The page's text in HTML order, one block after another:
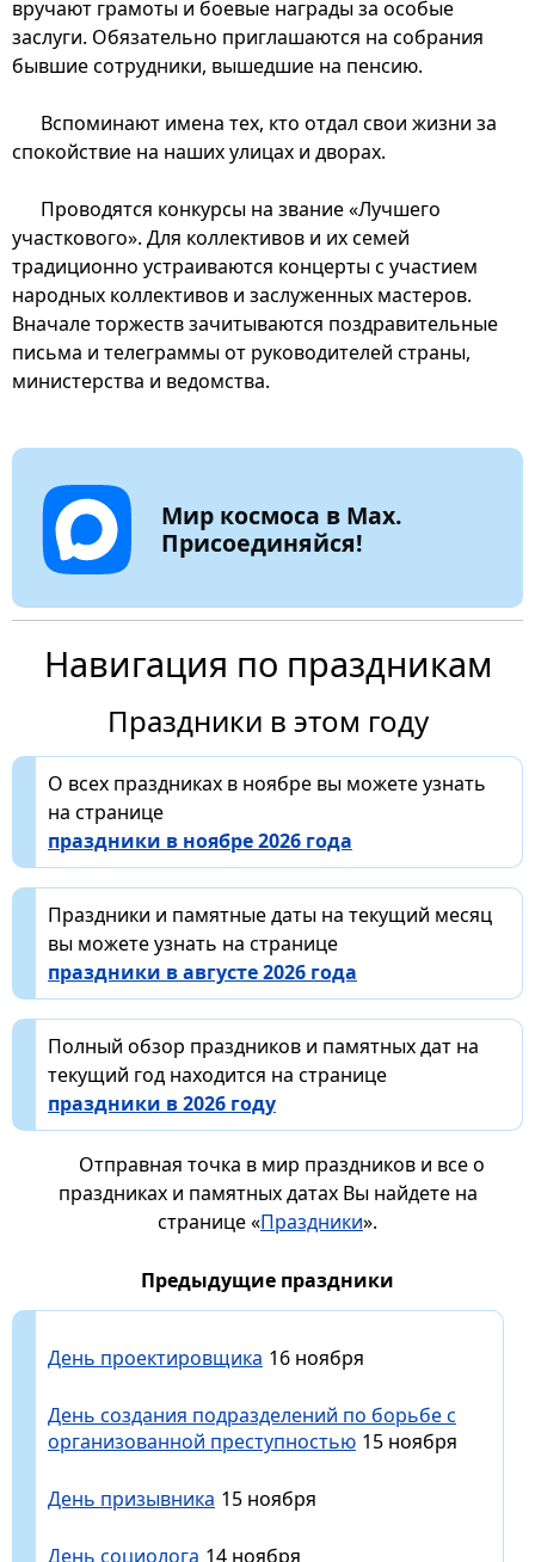
вручают грамоты и боевые награды за особые
заслуги. Обязательно приглашаются на собрания
бывшие сотрудники, вышедшие на пенсию.
Вспоминают имена тех, кто отдал свои жизни за
спокойствие на наших улицах и дворах.
Проводятся конкурсы на звание «Лучшего
участкового». Для коллективов и их семей
традиционно устраиваются концерты с участием
народных коллективов и заслуженных мастеров.
Вначале торжеств зачитываются поздравительные
письма и телеграммы от руководителей страны,
министерства и ведомства.
Мир космоса в Max.
Присоединяйся!
Навигация по праздникам
Праздники в этом году
О всех праздниках в ноябре вы можете узнать
на странице
праздники в ноябре 2026 года
Праздники и памятные даты на текущий месяц
вы можете узнать на странице
праздники в августе 2026 года
Полный обзор праздников и памятных дат на
текущий год находится на странице
праздники в 2026 году
Отправная точка в мир праздников и все о
праздниках и памятных датах Вы найдете на
странице «Праздники».
Предыдущие праздники
День проектировщика 16 ноября
День создания подразделений по борьбе с
организованной преступностью 15 ноября
День призывника 15 ноября
День социолога 14 ноября